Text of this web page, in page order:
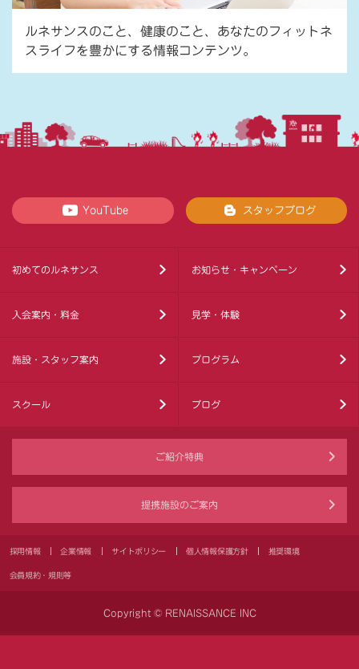
ルネサンスのこと、健康のこと、あなたのフィットネ
スライフを豊かにする情報コンテンツ。
YouTube スタッフブログ
初めてのルネサンス お知らせ・キャンペーン
入会案内・料金 見学・体験
施設・スタッフ案内 プログラム
スクール ブログ
ご紹介特典
提携施設のご案内
採用情報 企業情報 サイトポリシー 個人情報保護方針 推奨環境
会員規約・規則等
Copyright © RENAISSANCE INC